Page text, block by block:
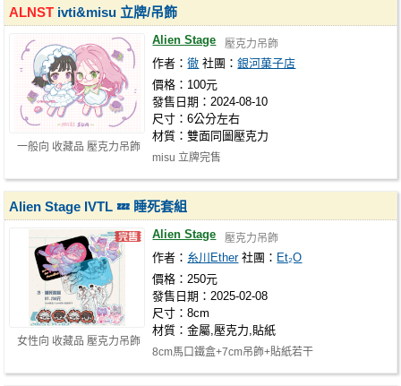
一般向 收藏品 壓克力吊飾
ALNST ivti&misu 立牌/吊飾
Alien Stage 壓克力吊飾
作者：徹 社團：銀河菓子店
價格：100元
發售日期：2024-08-10
尺寸：6公分左右
材質：雙面同圖壓克力
misu 立牌完售
女性向 收藏品 壓克力吊飾
Alien Stage IVTL 💤 睡死套組
Alien Stage 壓克力吊飾
作者： 糸川Ether 社團： Et₂O
價格：250元
發售日期：2025-02-08
尺寸：8cm
材質：金屬,壓克力,貼紙
8cm馬口鐵盒+7cm吊飾+貼紙若干